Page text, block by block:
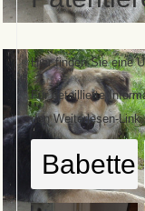
Hier finden Sie eine
Für detaillierte
den Weiterlesen-Link.
Babette